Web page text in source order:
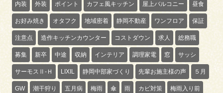
内装 外装 ポイント カフェ風キッチン 屋上バルコニー 昼食
お好み焼き オタフク 地域密着 静岡不動産 ワンフロア 保証
注意点 造作キッチンカウンター コストダウン 求人 総務職
募集 新卒 中途 収納 インテリア 調理家電 窓 サッシ
サーモスⅡ-Ｈ LIXIL 静岡中部家づくり 先輩お施主様の声 ５月
GW 潮干狩り 五月病 梅雨 傘 雨 カビ対策 梅雨入り前